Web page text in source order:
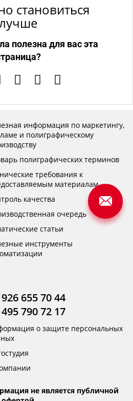
становиться
полезна для вас эта
информация по маркетингу,
и полиграфическому
полиграфических терминов
требования к
материалам
качества
очередь
статьи
инструменты
655 70 44
790 72 17
о защите персональных
не является публичной